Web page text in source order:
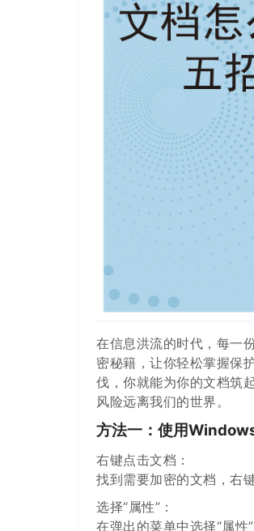
在信息洪流的时代，每一
密秘籍，让你轻松掌握保
伐，你就能为你的文档筑
风险远离我们的世界。
方法一：使用
右键点击文档：
找到需要加密的文档，右键
选择“属性”：
在弹出的菜单中选择“属性”